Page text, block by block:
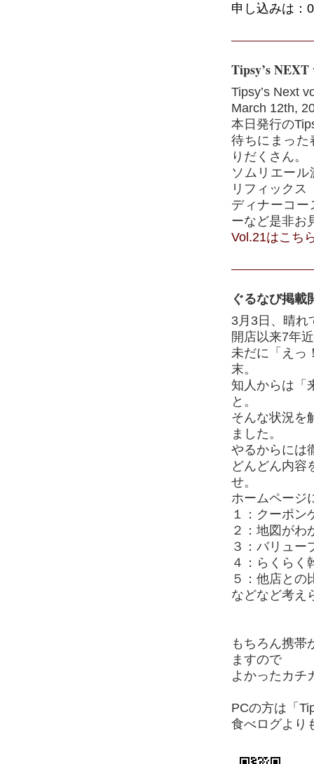
申し込みは：
Tipsy’s NEXT
Tipsy’s Next
March 12th,
本日発行の
待ちにまった
りだくさん。
ソムリエー
リフィックス
ディナーコ
ーなど是非お
Vol.21はこち
ぐるなび掲載
3月3日、晴れ
開店以来7年
未だに「えっ
末。
知人からは「
と。
そんな状況を
ました。
やるからには
どんどん内容
せ。
ホームページ
１：クーポン
２：地図がわ
３：バリュー
４：らくらく
５：他店との
などなど考え
もちろん携帯
ますので
よかったカチ
PCの方は「
食べログより